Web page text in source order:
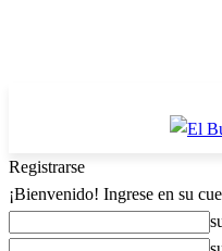
Registrarse
¡Bienvenido! Ingrese en su